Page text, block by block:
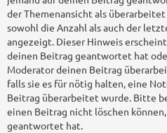
der Themenansicht als
sowohl die Anzahl als auch der
angezeigt. Dieser Hinweis
deinen Beitrag geantwortet hat
Moderator deinen Beitrag
falls sie es für nötig halten, eine
Beitrag überarbeitet wurde. Bitte
einen Beitrag nicht löschen
geantwortet hat.